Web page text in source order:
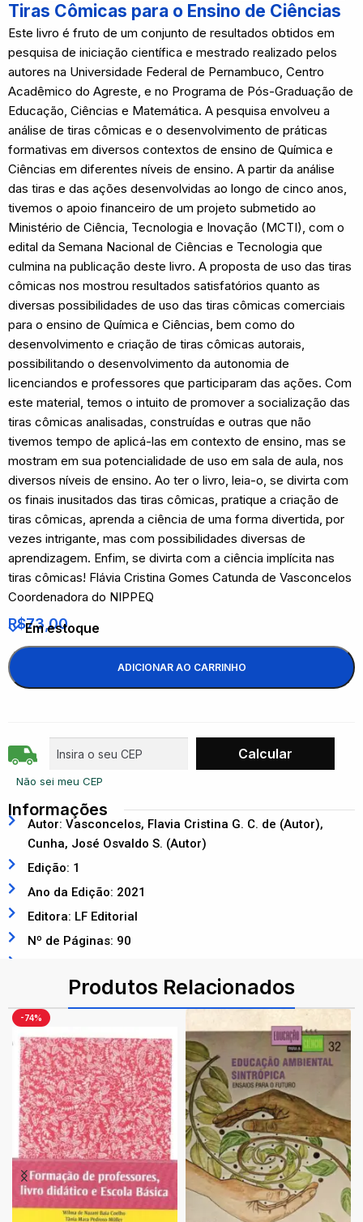
Tiras Cômicas para o Ensino de Ciências
Este livro é fruto de um conjunto de resultados obtidos em
pesquisa de iniciação científica e mestrado realizado pelos
autores na Universidade Federal de Pernambuco, Centro
Acadêmico do Agreste, e no Programa de Pós-Graduação de
Educação, Ciências e Matemática. A pesquisa envolveu a
análise de tiras cômicas e o desenvolvimento de práticas
formativas em diversos contextos de ensino de Química e
Ciências em diferentes níveis de ensino. A partir da análise
das tiras e das ações desenvolvidas ao longo de cinco anos,
tivemos o apoio financeiro de um projeto submetido ao
Ministério de Ciência, Tecnologia e Inovação (MCTI), com o
edital da Semana Nacional de Ciências e Tecnologia que
culmina na publicação deste livro. A proposta de uso das tiras
cômicas nos mostrou resultados satisfatórios quanto as
diversas possibilidades de uso das tiras cômicas comerciais
para o ensino de Química e Ciências, bem como do
desenvolvimento e criação de tiras cômicas autorais,
possibilitando o desenvolvimento da autonomia de
licenciandos e professores que participaram das ações. Com
este material, temos o intuito de promover a socialização das
tiras cômicas analisadas, construídas e outras que não
tivemos tempo de aplicá-las em contexto de ensino, mas se
mostram em sua potencialidade de uso em sala de aula, nos
diversos níveis de ensino. Ao ter o livro, leia-o, se divirta com
os finais inusitados das tiras cômicas, pratique a criação de
tiras cômicas, aprenda a ciência de uma forma divertida, por
vezes intrigante, mas com possibilidades diversas de
aprendizagem. Enfim, se divirta com a ciência implícita nas
tiras cômicas! Flávia Cristina Gomes Catunda de Vasconcelos
Coordenadora do NIPPEQ
R$73,00
Em estoque
ADICIONAR AO CARRINHO
Não sei meu CEP
Informações
Autor: Vasconcelos, Flavia Cristina G. C. de (Autor),
Cunha, José Osvaldo S. (Autor)
Edição: 1
Ano da Edição: 2021
Editora: LF Editorial
Nº de Páginas: 90
Produtos Relacionados
-74%